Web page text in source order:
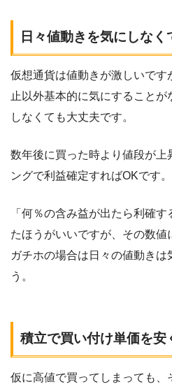
日々値動きを気にしなく
仮想通貨は値動きが激しいで
止以外基本的に気にすること
しなくても大丈夫です。
数年後に買った時より値段が上
ングで利益確定すればOKです。
「何％の含み益が出たら利確
たほうがいいですが、その数
ガチホの場合は日々の値動きは
う。
積立で買い付け単価を安
仮に高値で買ってしまっても、